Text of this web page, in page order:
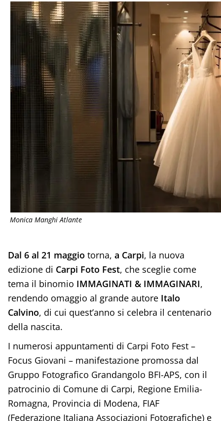
Monica Manghi Atlante
Dal 6 al 21 maggio torna, a Carpi, la nuova
edizione di Carpi Foto Fest, che sceglie come
tema il binomio IMMAGINATI & IMMAGINARI,
rendendo omaggio al grande autore Italo
Calvino, di cui quest’anno si celebra il centenario
della nascita.
I numerosi appuntamenti di Carpi Foto Fest –
Focus Giovani – manifestazione promossa dal
Gruppo Fotografico Grandangolo BFI-APS, con il
patrocinio di Comune di Carpi, Regione Emilia-
Romagna, Provincia di Modena, FIAF
(Federazione Italiana Associazioni Fotografiche) e